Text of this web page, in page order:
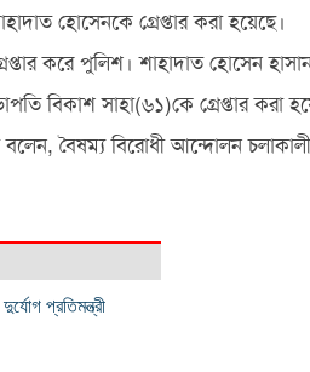
হোসেনকে গ্রেপ্তার করা হয়েছে।
করে পুলিশ। শাহাদাত হোসেন
বিকাশ সাহা(৬১)কে গ্রেপ্তার করা
বৈষম্য বিরোধী আন্দোলন
প্রতিমন্ত্রী